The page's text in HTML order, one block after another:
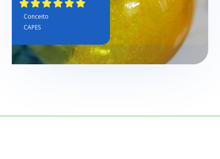
Conceito
CAPES